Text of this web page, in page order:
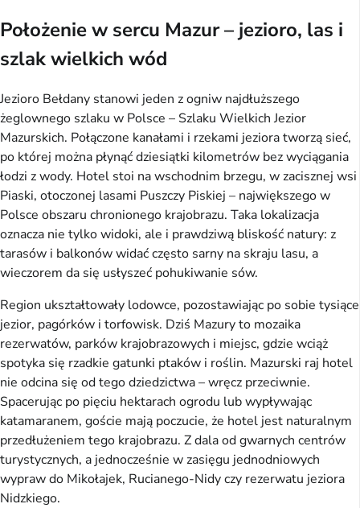
Położenie w sercu Mazur – jezioro, las i
szlak wielkich wód
Jezioro Bełdany stanowi jeden z ogniw najdłuższego
żeglownego szlaku w Polsce – Szlaku Wielkich Jezior
Mazurskich. Połączone kanałami i rzekami jeziora tworzą sieć,
po której można płynąć dziesiątki kilometrów bez wyciągania
łodzi z wody. Hotel stoi na wschodnim brzegu, w zacisznej wsi
Piaski, otoczonej lasami Puszczy Piskiej – największego w
Polsce obszaru chronionego krajobrazu. Taka lokalizacja
oznacza nie tylko widoki, ale i prawdziwą bliskość natury: z
tarasów i balkonów widać często sarny na skraju lasu, a
wieczorem da się usłyszeć pohukiwanie sów.
Region ukształtowały lodowce, pozostawiając po sobie tysiące
jezior, pagórków i torfowisk. Dziś Mazury to mozaika
rezerwatów, parków krajobrazowych i miejsc, gdzie wciąż
spotyka się rzadkie gatunki ptaków i roślin. Mazurski raj hotel
nie odcina się od tego dziedzictwa – wręcz przeciwnie.
Spacerując po pięciu hektarach ogrodu lub wypływając
katamaranem, goście mają poczucie, że hotel jest naturalnym
przedłużeniem tego krajobrazu. Z dala od gwarnych centrów
turystycznych, a jednocześnie w zasięgu jednodniowych
wypraw do Mikołajek, Rucianego-Nidy czy rezerwatu jeziora
Nidzkiego.